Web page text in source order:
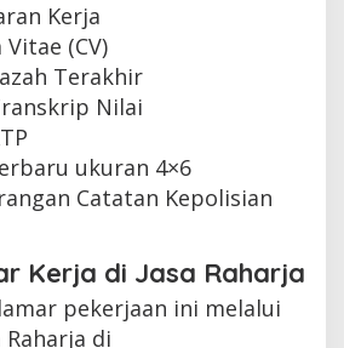
Kerja
(CV)
Terakhir
Nilai
ukuran 4×6
Catatan Kepolisian
Kerja di Jasa Raharja
pekerjaan ini melalui
Raharja di